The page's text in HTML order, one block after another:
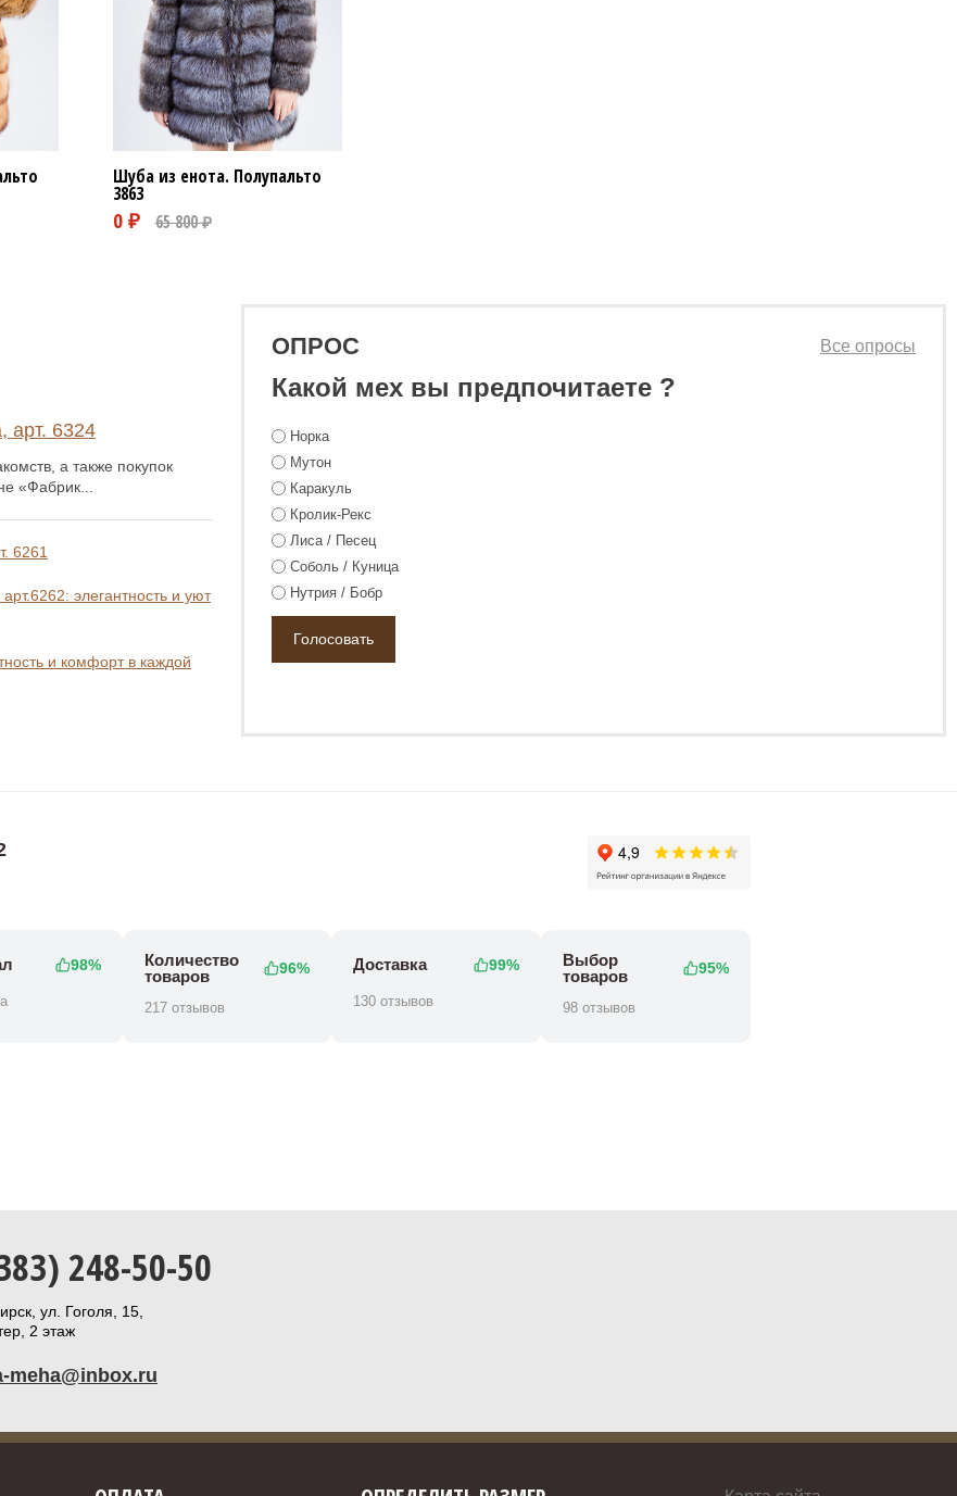
Шуба из енота. Полупальто
3863
арт. 6324
а также покупок
«Фабрик...
6261
элегантность и уют
и комфорт в каждой
ОПРОС
Какой мех вы предпочитаете ?
Все опросы
Норка
Мутон
Каракуль
Кролик-Рекс
Лиса / Песец
Соболь / Куница
Нутрия / Бобр
98%
Количество
товаров
96%
217 отзывов
Доставка 99%
130 отзывов
Выбор
товаров
95%
98 отзывов
248-50-50
ул. Гоголя, 15,
2 этаж
meha@inbox.ru